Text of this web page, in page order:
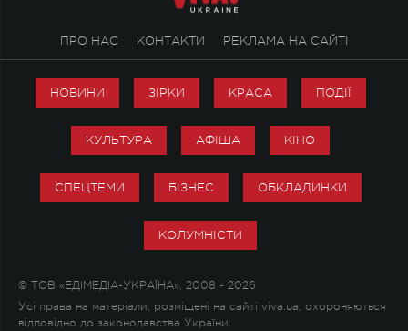
ПРО НАС КОНТАКТИ РЕКЛАМА НА САЙТІ
НОВИНИ ЗІРКИ КРАСА ПОДІЇ
КУЛЬТУРА АФІША КІНО
СПЕЦТЕМИ БІЗНЕС ОБКЛАДИНКИ
КОЛУМНІСТИ
© ТОВ «ЕДІМЕДІА-УКРАЇНА», 2008 - 2026
Усі права на матеріали, розміщені на сайті viva.ua, охороняються
відповідно до законодавства України.